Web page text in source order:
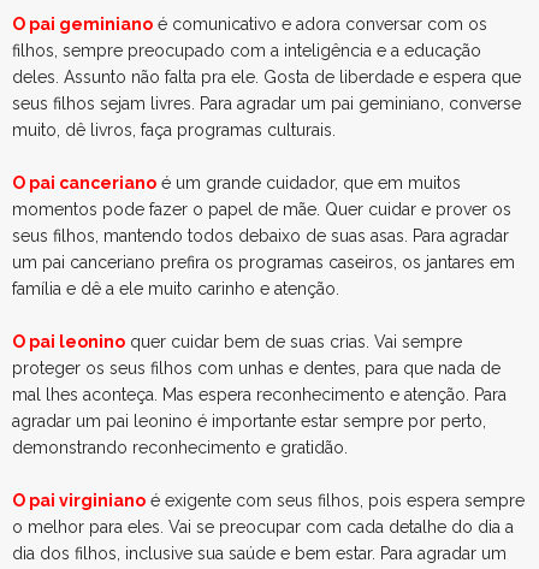
O pai geminiano é comunicativo e adora conversar com os
filhos, sempre preocupado com a inteligência e a educação
deles. Assunto não falta pra ele. Gosta de liberdade e espera que
seus filhos sejam livres. Para agradar um pai geminiano, converse
muito, dê livros, faça programas culturais.
O pai canceriano é um grande cuidador, que em muitos
momentos pode fazer o papel de mãe. Quer cuidar e prover os
seus filhos, mantendo todos debaixo de suas asas. Para agradar
um pai canceriano prefira os programas caseiros, os jantares em
família e dê a ele muito carinho e atenção.
O pai leonino quer cuidar bem de suas crias. Vai sempre
proteger os seus filhos com unhas e dentes, para que nada de
mal lhes aconteça. Mas espera reconhecimento e atenção. Para
agradar um pai leonino é importante estar sempre por perto,
demonstrando reconhecimento e gratidão.
O pai virginiano é exigente com seus filhos, pois espera sempre
o melhor para eles. Vai se preocupar com cada detalhe do dia a
dia dos filhos, inclusive sua saúde e bem estar. Para agradar um